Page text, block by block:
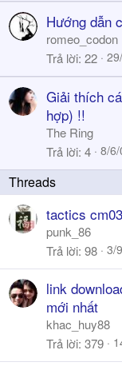
Hướng dẫn
romeo_codon
Trả lời 22
Giải thích
hợp) !!
The Ring
Trả lời 4 8/
tactics
punk_86
Trả lời 98 3/
link
mới nhất
khac_huy88
Trả lời 379